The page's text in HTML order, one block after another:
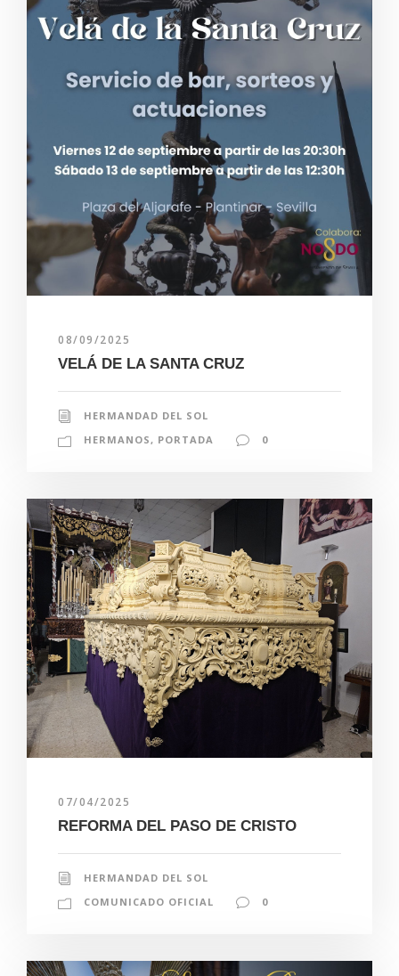
08/09/2025
VELÁ DE LA SANTA CRUZ
HERMANDAD DEL SOL
HERMANOS , PORTADA 0
07/04/2025
REFORMA DEL PASO DE CRISTO
HERMANDAD DEL SOL
COMUNICADO OFICIAL
0